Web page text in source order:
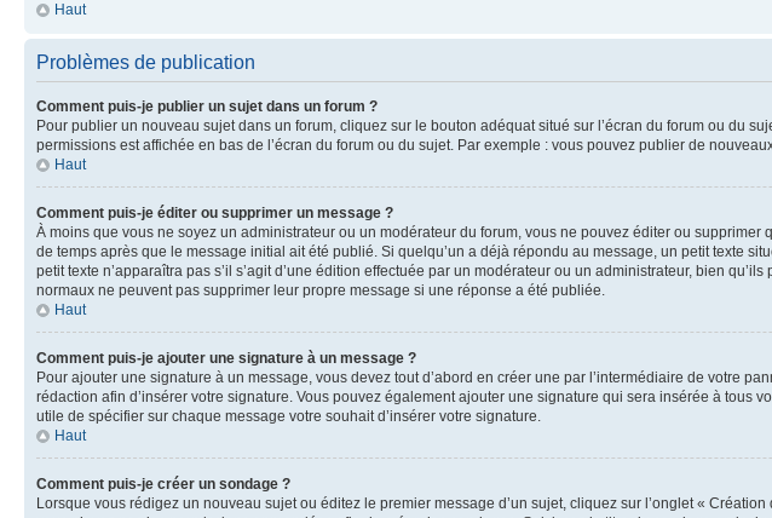
Haut
Problèmes de publication
Comment puis-je publier un sujet dans un forum ?
Pour publier un nouveau sujet dans un forum, cliquez sur le bouton adéquat situé sur l’écran du forum ou du
permissions est affichée en bas de l’écran du forum ou du sujet. Par exemple : vous pouvez publier de
Haut
Comment puis-je éditer ou supprimer un message ?
À moins que vous ne soyez un administrateur ou un modérateur du forum, vous ne pouvez éditer ou
de temps après que le message initial ait été publié. Si quelqu’un a déjà répondu au message, un petit texte
petit texte n’apparaîtra pas s’il s’agit d’une édition effectuée par un modérateur ou un administrateur, bien
normaux ne peuvent pas supprimer leur propre message si une réponse a été publiée.
Haut
Comment puis-je ajouter une signature à un message ?
Pour ajouter une signature à un message, vous devez tout d’abord en créer une par l’intermédiaire de votre
rédaction afin d’insérer votre signature. Vous pouvez également ajouter une signature qui sera insérée à
utile de spécifier sur chaque message votre souhait d’insérer votre signature.
Haut
Comment puis-je créer un sondage ?
Lorsque vous rédigez un nouveau sujet ou éditez le premier message d’un sujet, cliquez sur l’onglet «